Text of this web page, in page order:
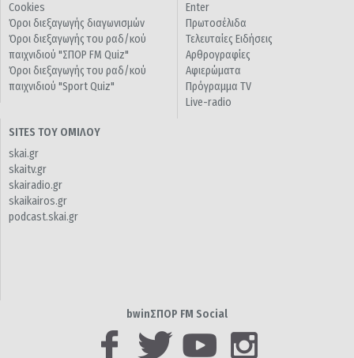
Cookies
Όροι διεξαγωγής διαγωνισμών
Όροι διεξαγωγής του ραδ/κού
παιχνιδιού "ΣΠΟΡ FM Quiz"
Όροι διεξαγωγής του ραδ/κού
παιχνιδιού "Sport Quiz"
Enter
Πρωτοσέλιδα
Τελευταίες Ειδήσεις
Αρθρογραφίες
Αφιερώματα
Πρόγραμμα TV
Live-radio
SITES ΤΟΥ ΟΜΙΛΟΥ
skai.gr
skaitv.gr
skairadio.gr
skaikairos.gr
podcast.skai.gr
bwinΣΠΟΡ FM Social